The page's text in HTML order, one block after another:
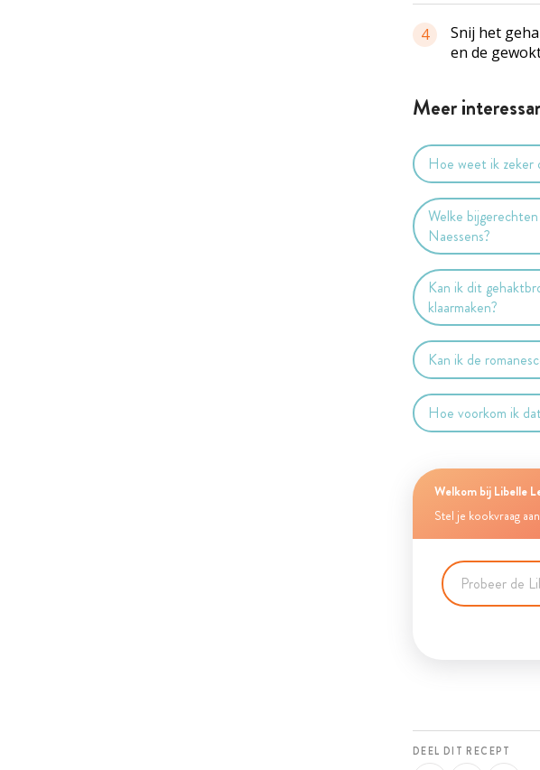
4
Snij het
en de
Meer
Hoe weet ik zeker
Welke
Naessens?
Kan ik dit
klaarmaken?
Kan ik de
Hoe voorkom ik
Welkom bij Libelle
Stel je kookvraag
DEEL DIT RECEPT